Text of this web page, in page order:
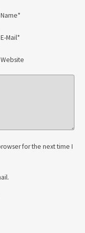
Name*
E-Mail*
Website
for the next time I